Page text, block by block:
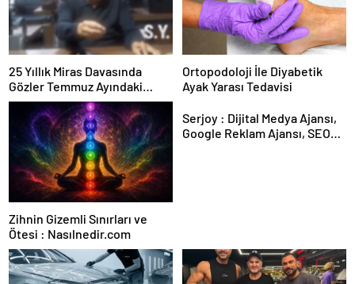
25 Yıllık Miras Davasında
Gözler Temmuz Ayındaki
Karar Duruşmasına Çevrildi
Ortopodoloji İle Diyabetik
Ayak Yarası Tedavisi
Zihnin Gizemli Sınırları ve
Ötesi : Nasılnedir.com
Serjoy : Dijital Medya Ajansı,
Google Reklam Ajansı, SEO